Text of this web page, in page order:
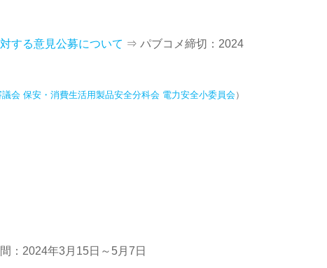
する意見公募について ⇒ パブコメ締切：2024
会 保安・消費生活用製品安全分科会 電力安全小委員会）
：2024年3月15日～5月7日